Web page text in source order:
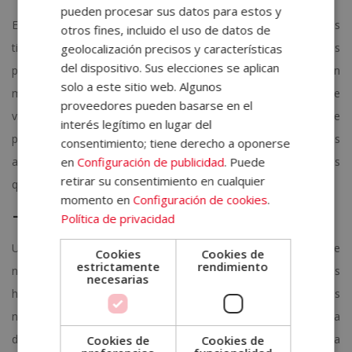
Esto significa que, la adaptación al cambio podría llevarte más
tiempo del esperado, lo que representa que existen muchas
probabilidades de que tus inicios sucedan desde una posición
más baja y esto merme tus expectativas. Sin duda, cambiar de
vida profesional es un paso que requiere altas dosis de
positividad, por ello, nuestra recomendación es que te prepares
a conciencia para afrontar todos los posibles contratiempos
que puedan surgir durante el camino.
– Adquiere nuevas habilidades:
Una vez decidamos dar el salto a otra industria, es probable que
necesitemos actualizarnos o especializarnos en alguna de las
habilidades requeridas para el puesto. Para prepararte, no es
necesario que empieces ninguna carrera universitaria ni ninguna
diplomatura, aunque sí, será beneficioso que realices una
pueden procesar sus datos para estos y
otros fines, incluido el uso de datos de
geolocalización precisos y características
del dispositivo. Sus elecciones se aplican
solo a este sitio web. Algunos
proveedores pueden basarse en el
interés legítimo en lugar del
consentimiento; tiene derecho a oponerse
enConfiguración de publicidad. Puede
retirar su consentimiento en cualquier
momento enConfiguración de cookies.
Política de privacidad
Cookies
estrictamente
necesarias
Cookies de
rendimiento
Cookies de
Cookies de